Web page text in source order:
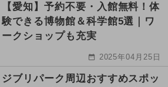
【愛知】予約不要・入館無料！体
験できる博物館＆科学館5選｜ワ
ークショップも充実
2025年04月25日
ジブリパーク周辺おすすめスポッ